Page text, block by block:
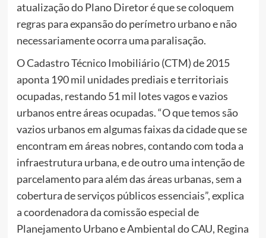
atualização do Plano Diretor é que se coloquem
regras para expansão do perímetro urbano e não
necessariamente ocorra uma paralisação.
O Cadastro Técnico Imobiliário (CTM) de 2015
aponta 190 mil unidades prediais e territoriais
ocupadas, restando 51 mil lotes vagos e vazios
urbanos entre áreas ocupadas. “O que temos são
vazios urbanos em algumas faixas da cidade que se
encontram em áreas nobres, contando com toda a
infraestrutura urbana, e de outro uma intenção de
parcelamento para além das áreas urbanas, sem a
cobertura de serviços públicos essenciais”, explica
a coordenadora da comissão especial de
Planejamento Urbano e Ambiental do CAU, Regina